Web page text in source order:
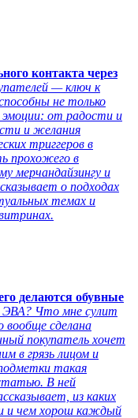
контакта через
— ключ к
не только
эмоции: от радости и
и желания
триггеров в
прохожего в
мерчандайзингу и
о подходах
темах и
делаются обувные
Что мне сулит
сделана
покупатель хочет
в грязь лицом и
такая
В ней
из каких
и чем хорош каждый